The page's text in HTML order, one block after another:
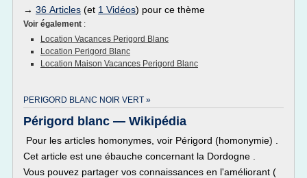
→ 36 Articles (et 1 Vidéos) pour ce thème
Voir également :
Location Vacances Perigord Blanc
Location Perigord Blanc
Location Maison Vacances Perigord Blanc
PERIGORD BLANC NOIR VERT »
Périgord blanc — Wikipédia
Pour les articles homonymes, voir Périgord (homonymie) .
Cet article est une ébauche concernant la Dordogne .
Vous pouvez partager vos connaissances en l'améliorant (